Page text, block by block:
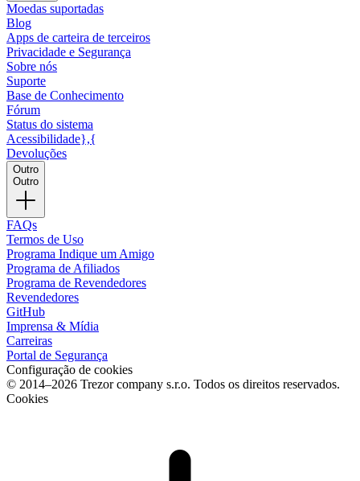
Moedas suportadas
Blog
Apps de carteira de terceiros
Privacidade e Segurança
Sobre nós
Suporte
Base de Conhecimento
Fórum
Status do sistema
Acessibilidade},{
Devoluções
Outro
Outro
FAQs
Termos de Uso
Programa Indique um Amigo
Programa de Afiliados
Programa de Revendedores
Revendedores
GitHub
Imprensa & Mídia
Carreiras
Portal de Segurança
Configuração de cookies
© 2014–2026 Trezor company s.r.o. Todos os direitos reservados.
Cookies